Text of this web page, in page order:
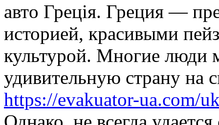
aвтo Грeцiя. Греция —
историей, красивыми
культурой. Многие люди
удивительную страну на
https://evakuator-ua.com/